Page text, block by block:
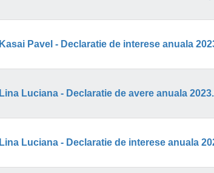
Kasai Pavel - Declaratie de interese anuala
Lina Luciana - Declaratie de avere anuala
Lina Luciana - Declaratie de interese anuala